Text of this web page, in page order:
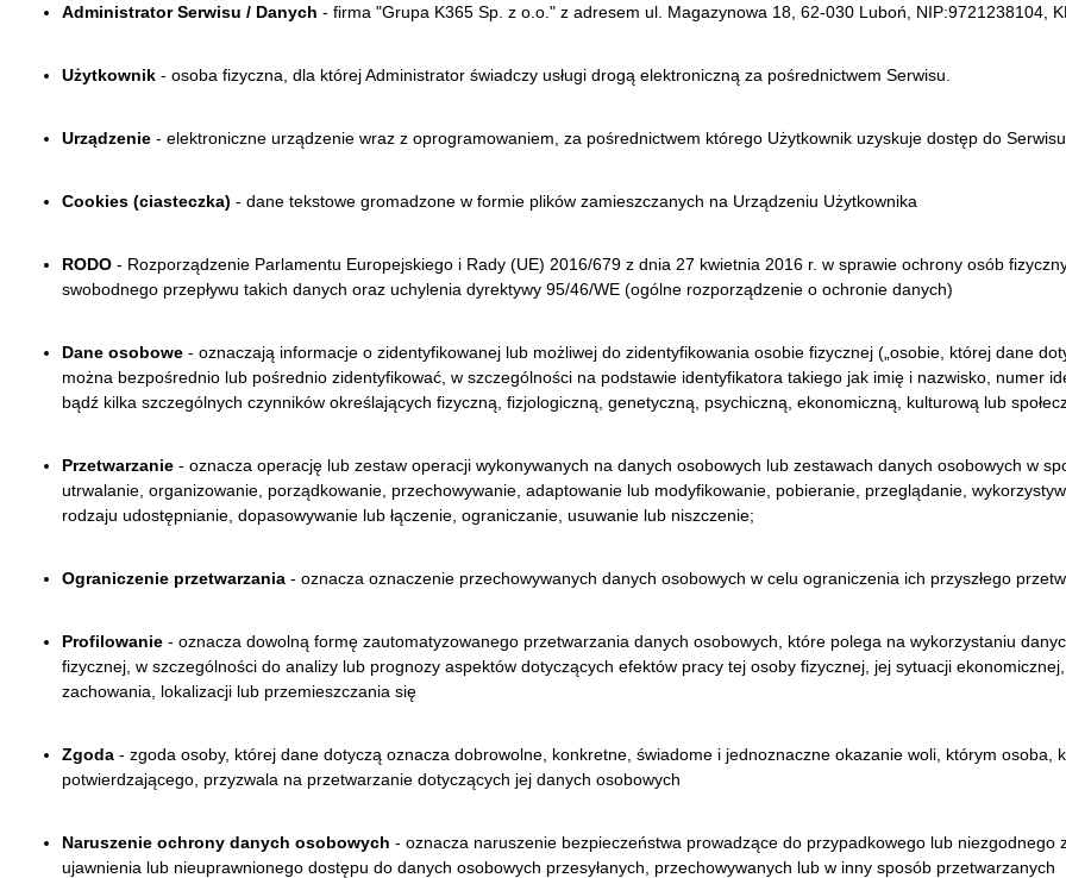
Administrator Serwisu / Danych - firma "Grupa K365 Sp. z o.o." z adresem ul. Magazynowa 18, 62-030 Luboń, NIP:9721238104,
Użytkownik - osoba fizyczna, dla której Administrator świadczy usługi drogą elektroniczną za pośrednictwem Serwisu.
Urządzenie - elektroniczne urządzenie wraz z oprogramowaniem, za pośrednictwem którego Użytkownik uzyskuje dostęp do Serwisu
Cookies (ciasteczka) - dane tekstowe gromadzone w formie plików zamieszczanych na Urządzeniu Użytkownika
RODO - Rozporządzenie Parlamentu Europejskiego i Rady (UE) 2016/679 z dnia 27 kwietnia 2016 r. w sprawie ochrony osób
swobodnego przepływu takich danych oraz uchylenia dyrektywy 95/46/WE (ogólne rozporządzenie o ochronie danych)
Dane osobowe - oznaczają informacje o zidentyfikowanej lub możliwej do zidentyfikowania osobie fizycznej („osobie, której dane
można bezpośrednio lub pośrednio zidentyfikować, w szczególności na podstawie identyfikatora takiego jak imię i nazwisko, numer
bądź kilka szczególnych czynników określających fizyczną, fizjologiczną, genetyczną, psychiczną, ekonomiczną, kulturową lub
Przetwarzanie - oznacza operację lub zestaw operacji wykonywanych na danych osobowych lub zestawach danych osobowych w
utrwalanie, organizowanie, porządkowanie, przechowywanie, adaptowanie lub modyfikowanie, pobieranie, przeglądanie,
rodzaju udostępnianie, dopasowywanie lub łączenie, ograniczanie, usuwanie lub niszczenie;
Ograniczenie przetwarzania - oznacza oznaczenie przechowywanych danych osobowych w celu ograniczenia ich przyszłego
Profilowanie - oznacza dowolną formę zautomatyzowanego przetwarzania danych osobowych, które polega na wykorzystaniu
fizycznej, w szczególności do analizy lub prognozy aspektów dotyczących efektów pracy tej osoby fizycznej, jej sytuacji
zachowania, lokalizacji lub przemieszczania się
Zgoda - zgoda osoby, której dane dotyczą oznacza dobrowolne, konkretne, świadome i jednoznaczne okazanie woli, którym osoba,
potwierdzającego, przyzwala na przetwarzanie dotyczących jej danych osobowych
Naruszenie ochrony danych osobowych - oznacza naruszenie bezpieczeństwa prowadzące do przypadkowego lub
ujawnienia lub nieuprawnionego dostępu do danych osobowych przesyłanych, przechowywanych lub w inny sposób przetwarzanych